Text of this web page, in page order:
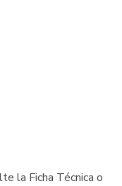
la Ficha Técnica o